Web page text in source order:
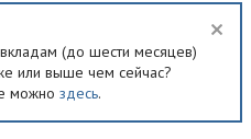
(до шести месяцев)
или выше чем сейчас?
можно здесь.